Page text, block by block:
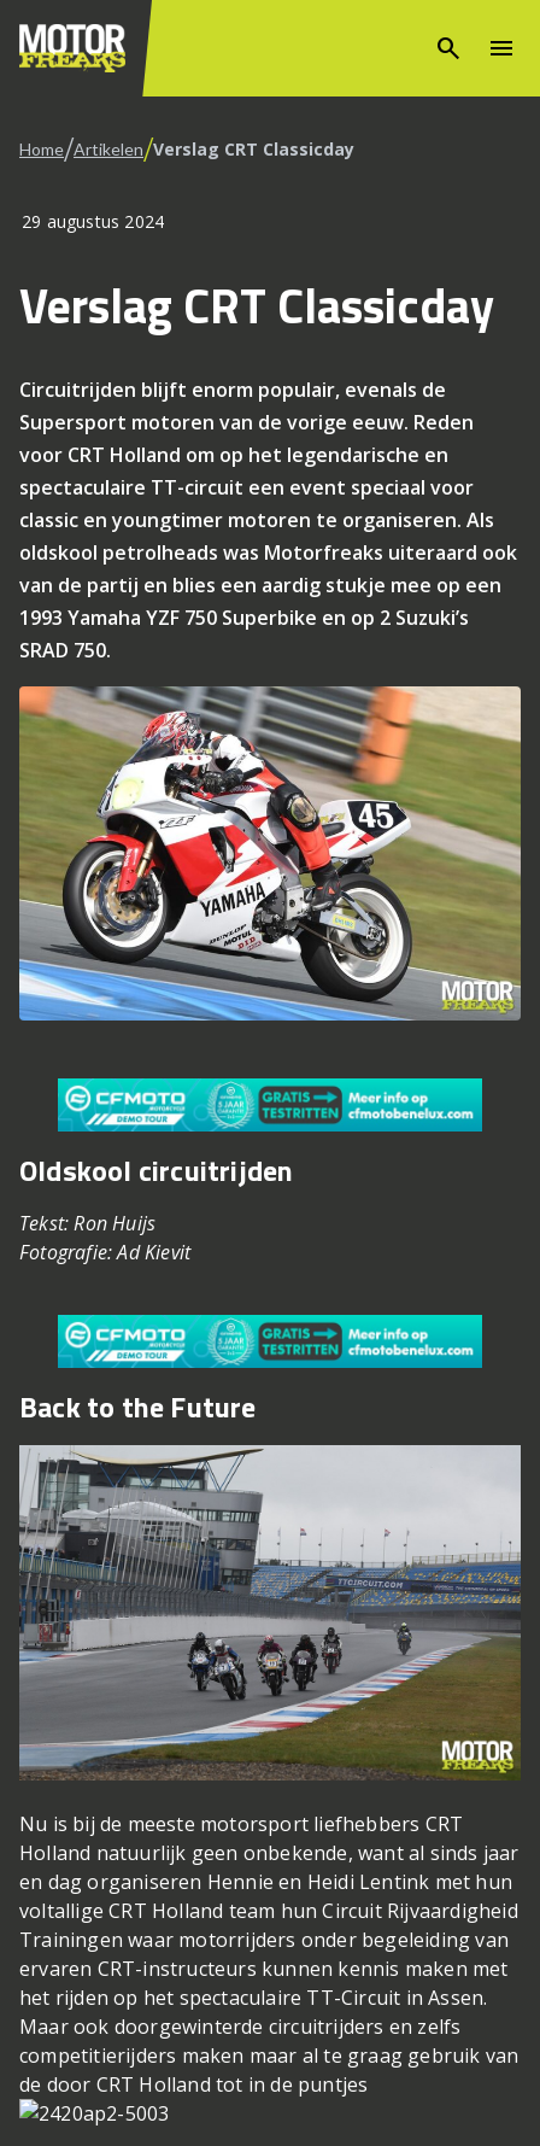
search menu
Home/Artikelen/Verslag CRT Classicday
29 augustus 2024
Verslag CRT Classicday
Circuitrijden blijft enorm populair, evenals de
Supersport motoren van de vorige eeuw. Reden
voor CRT Holland om op het legendarische en
spectaculaire TT-circuit een event speciaal voor
classic en youngtimer motoren te organiseren. Als
oldskool petrolheads was Motorfreaks uiteraard ook
van de partij en blies een aardig stukje mee op een
1993 Yamaha YZF 750 Superbike en op 2 Suzuki’s
SRAD 750.
Oldskool circuitrijden
Tekst: Ron Huijs
Fotografie: Ad Kievit
Back to the Future
Nu is bij de meeste motorsport liefhebbers CRT
Holland natuurlijk geen onbekende, want al sinds jaar
en dag organiseren Hennie en Heidi Lentink met hun
voltallige CRT Holland team hun Circuit Rijvaardigheid
Trainingen waar motorrijders onder begeleiding van
ervaren CRT-instructeurs kunnen kennis maken met
het rijden op het spectaculaire TT-Circuit in Assen.
Maar ook doorgewinterde circuitrijders en zelfs
competitierijders maken maar al te graag gebruik van
de door CRT Holland tot in de puntjes